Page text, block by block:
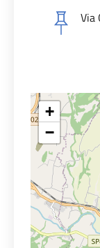
Via
+
−